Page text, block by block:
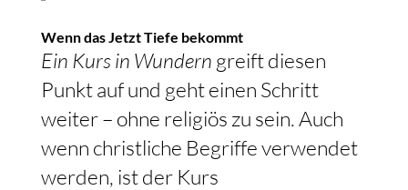
Wenn das Jetzt Tiefe bekommt
Ein Kurs in Wundern greift diesen
Punkt auf und geht einen Schritt
weiter – ohne religiös zu sein. Auch
wenn christliche Begriffe verwendet
werden, ist der Kurs